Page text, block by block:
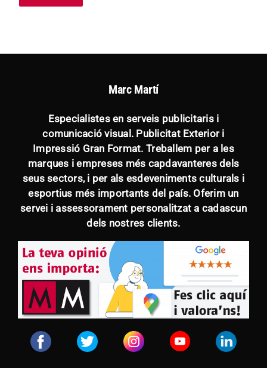
Marc Martí
Especialistes en serveis publicitaris i
comunicació visual. Publicitat Exterior i
Impressió Gran Format. Treballem per a les
marques i empreses més capdavanteres dels
seus sectors, i per als esdeveniments culturals i
esportius més importants del país. Oferim un
servei i assessorament personalitzat a cadascun
dels nostres clients.